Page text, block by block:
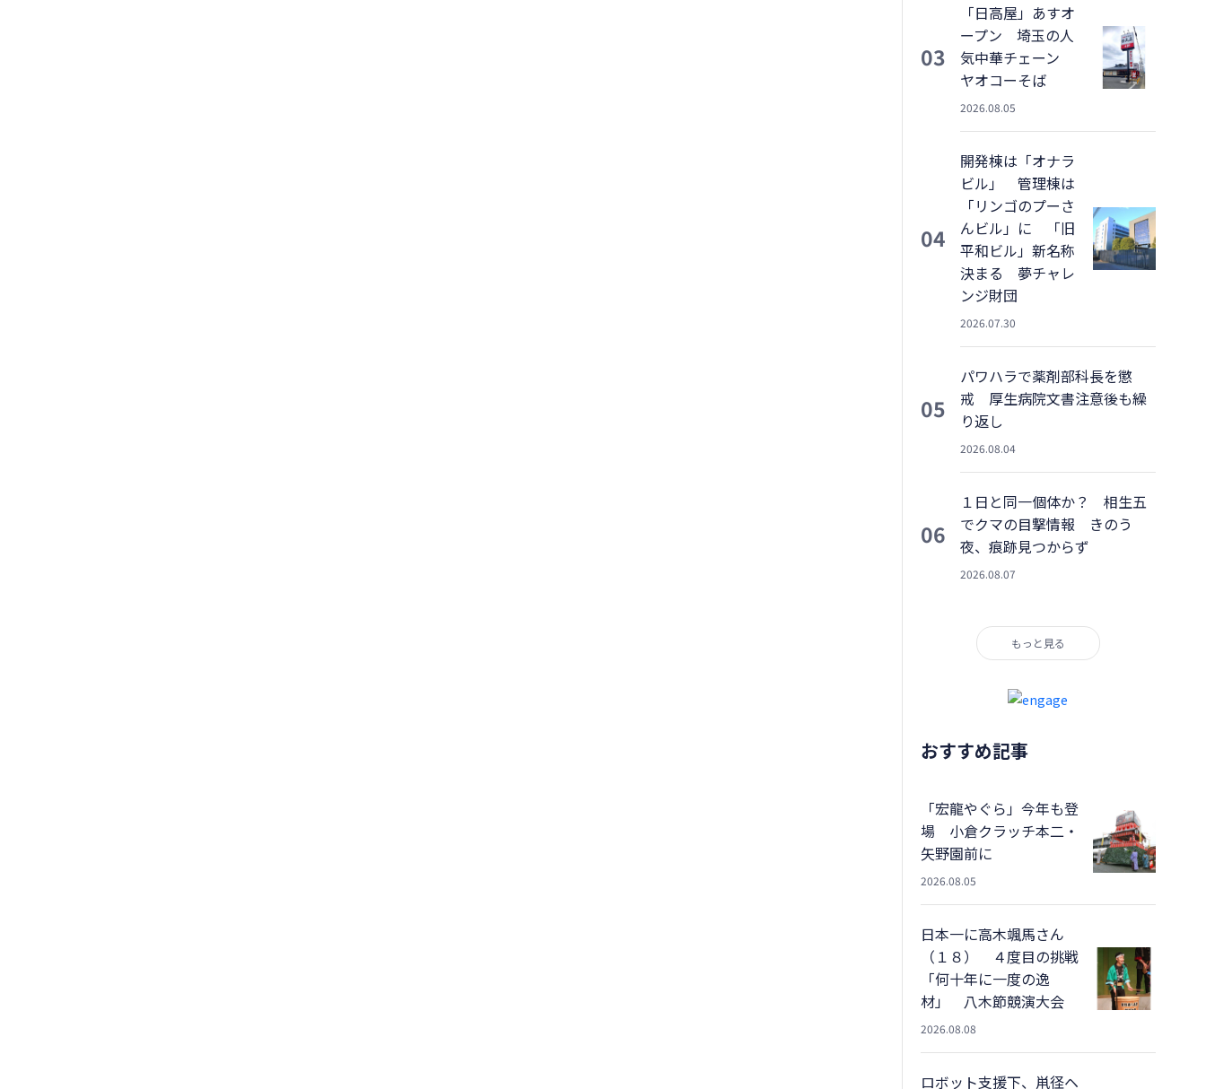
03
「日高屋」あすオ
ープン 埼玉の人
気中華チェーン
ヤオコーそば
2026.08.05
04
開発棟は「オナラ
ビル」 管理棟は
「リンゴのプーさ
んビル」に 「旧
平和ビル」新名称
決まる 夢チャレ
ンジ財団
2026.07.30
05
パワハラで薬剤部科長を懲
戒 厚生病院文書注意後も繰
り返し
2026.08.04
06
１日と同一個体か？ 相生五
でクマの目撃情報 きのう
夜、痕跡見つからず
2026.08.07
もっと見る
おすすめ記事
「宏龍やぐら」今年も登
場 小倉クラッチ本二・
矢野園前に
2026.08.05
日本一に高木颯馬さん
（１８） ４度目の挑戦
「何十年に一度の逸
材」 八木節競演大会
2026.08.08
ロボット支援下、鼡径ヘ